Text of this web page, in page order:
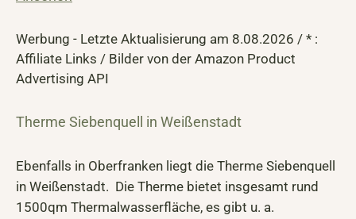
Werbung - Letzte Aktualisierung am 8.08.2026 / * :
Affiliate Links / Bilder von der Amazon Product
Advertising API
Therme Siebenquell in Weißenstadt
Ebenfalls in Oberfranken liegt die Therme Siebenquell
in Weißenstadt. Die Therme bietet insgesamt rund
1500qm Thermalwasserfläche, es gibt u. a.